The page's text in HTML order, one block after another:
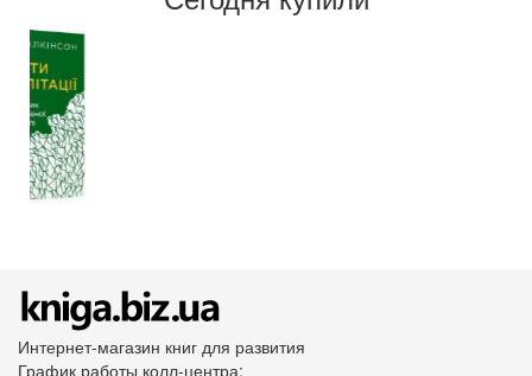
Интернет-магазин книг для развития
График работы колл-центра: